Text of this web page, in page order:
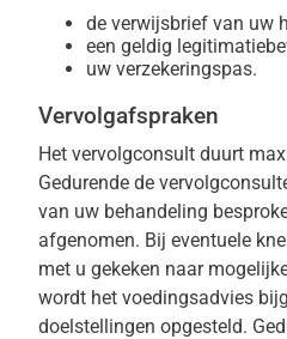
de verwijsbrief van uw
een geldig
uw verzekeringspas.
Vervolgafspraken
Het vervolgconsult duurt
Gedurende de
van uw behandeling
afgenomen. Bij eventuele
met u gekeken naar
wordt het voedingsadvies
doelstellingen opgesteld.